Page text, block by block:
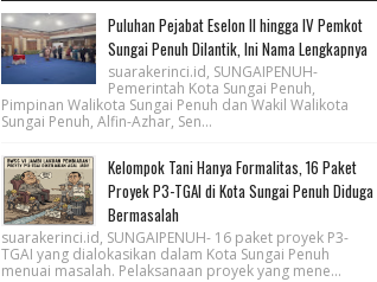
Puluhan Pejabat Eselon II hingga IV Pemkot
Sungai Penuh Dilantik, Ini Nama Lengkapnya
suarakerinci.id, SUNGAIPENUH-
Pemerintah Kota Sungai Penuh,
Pimpinan Walikota Sungai Penuh dan Wakil Walikota
Sungai Penuh, Alfin-Azhar, Sen...
Kelompok Tani Hanya Formalitas, 16 Paket
Proyek P3-TGAI di Kota Sungai Penuh Diduga
Bermasalah
suarakerinci.id, SUNGAIPENUH- 16 paket proyek P3-
TGAI yang dialokasikan dalam Kota Sungai Penuh
menuai masalah. Pelaksanaan proyek yang mene...